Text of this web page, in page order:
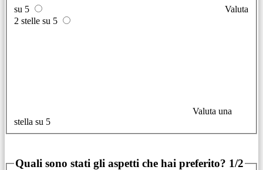
su 5
Valuta
2 stelle su 5
Valuta una
stella su 5
Quali sono stati gli aspetti che hai preferito? 1/2